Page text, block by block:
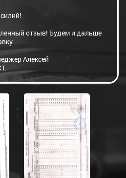
отзыв! Будем и дальше
Алексей